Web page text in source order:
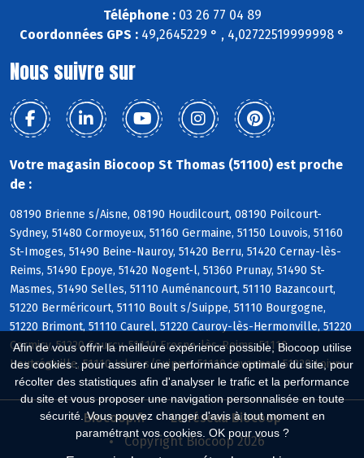
Afin de vous offrir la meilleure expérience possible, Biocoop utilise
des cookies : pour assurer une performance optimale du site, pour
récolter des statistiques afin d'analyser le trafic et la performance
du site et vous proposer une navigation personnalisée en toute
sécurité. Vous pouvez changer d'avis à tout moment en
paramétrant vos cookies. OK pour vous ?
Téléphone :03 26 77 04 89
Coordonnées GPS : 49,2645229 ° , 4,02722519999998 °
Nous suivre sur
Votre magasin Biocoop St Thomas (51100) est proche
de :
08190 Brienne s/Aisne, 08190 Houdilcourt, 08190 Poilcourt-
Sydney, 51480 Cormoyeux, 51160 Germaine, 51150 Louvois, 51160
St-Imoges, 51490 Beine-Nauroy, 51420 Berru, 51420 Cernay-lès-
Reims, 51490 Epoye, 51420 Nogent-l, 51360 Prunay, 51490 St-
Masmes, 51490 Selles, 51110 Auménancourt, 51110 Bazancourt,
51220 Berméricourt, 51110 Boult s/Suippe, 51110 Bourgogne,
51220 Brimont, 51110 Caurel, 51220 Cauroy-lès-Hermonville, 51220
Cormicy, 51220 Courcy, 51110 Fresne-lès-Reims, 51110
Heutrégiville, 51110 Isles s/Suippe, 51110 Lavannes, 51220 Loivre
Biocoop.fr
Le réseau Biocoop
Copyright Biocoop 2026